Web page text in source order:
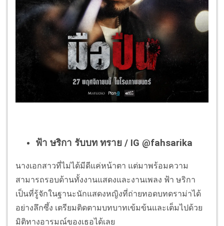
ฟ้า ษริกา รับบท ทราย / IG @fahsarika
นางเอกสาวที่ไม่ได้มีดีแค่หน้าตา แต่มาพร้อมความ
สามารถรอบด้านทั้งงานแสดงและงานเพลง ฟ้า ษริกา
เป็นที่รู้จักในฐานะนักแสดงหญิงที่ถ่ายทอดบทดราม่าได้
อย่างลึกซึ้ง เตรียมติดตามบทบาทเข้มข้นและเต็มไปด้วย
มิติทางอารมณ์ของเธอได้เลย